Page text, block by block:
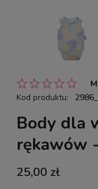
Kod produktu:
Body dla
rękawów
25,00 zł